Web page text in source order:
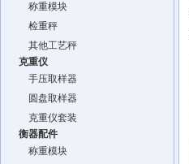
称重模块
检重秤
其他工艺秤
克重仪
手压取样器
圆盘取样器
克重仪套装
衡器配件
称重模块